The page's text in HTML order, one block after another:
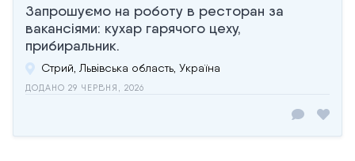
Запрошуємо на роботу в ресторан за
вакансіями: кухар гарячого цеху,
прибиральник.
Стрий, Львівська область, Україна
ДОДАНО 29 ЧЕРВНЯ, 2026